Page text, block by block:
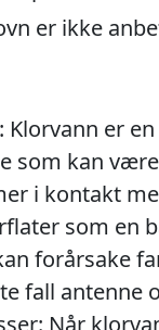
er ikke
Klorvann er
som kan
i kontakt
som en
forårsake
fall antenne